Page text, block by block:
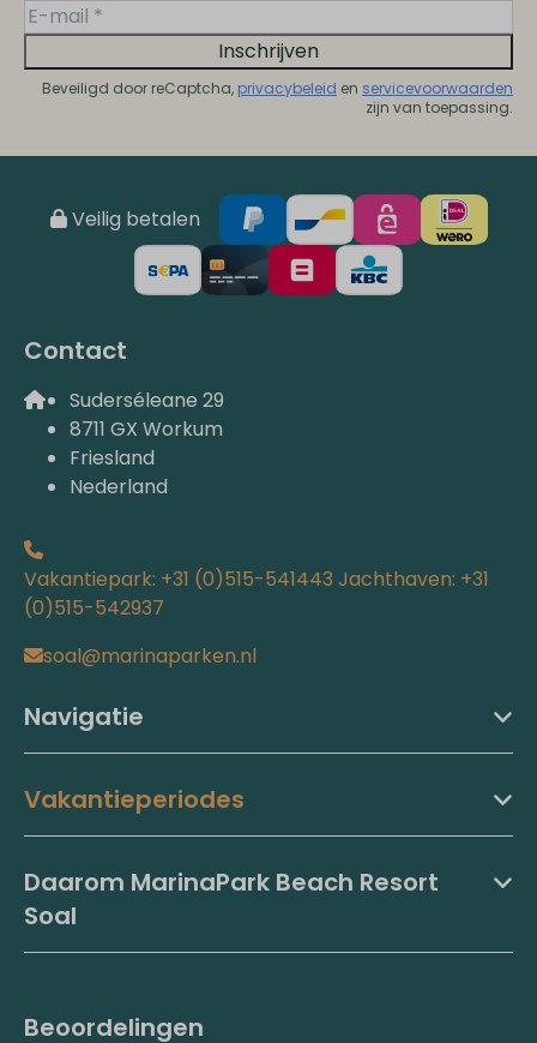
Inschrijven
Beveiligd door reCaptcha, privacybeleid en servicevoorwaarden
zijn van toepassing.
Veilig betalen
Contact
Suderséleane 29
8711 GX Workum
Friesland
Nederland
Vakantiepark: +31 (0)515-541443 Jachthaven: +31
(0)515-542937
soal@marinaparken.nl
Navigatie
Vakantieperiodes
Daarom MarinaPark Beach Resort
Soal
Beoordelingen